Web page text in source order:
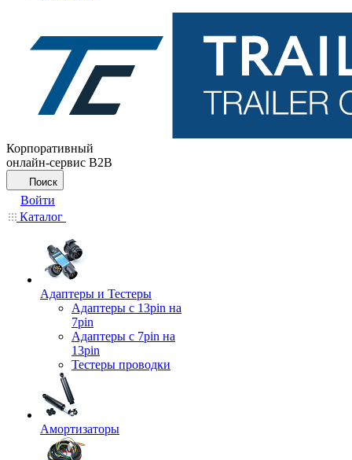
Корпоративный
онлайн-сервис B2B
Поиск
Войти
Каталог
Адаптеры и Тестеры
Адаптеры с 13pin на
7pin
Адаптеры с 7pin на
13pin
Тестеры проводки
Амортизаторы